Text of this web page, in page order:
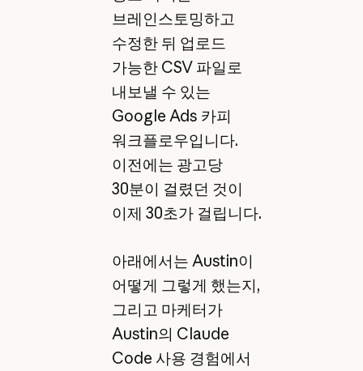
브레인스토밍하고
수정한 뒤 업로드
가능한 CSV 파일로
내보낼 수 있는
Google Ads 카피
워크플로우입니다.
이전에는 광고당
30분이 걸렸던 것이
이제 30초가 걸립니다.
아래에서는 Austin이
어떻게 그렇게 했는지,
그리고 마케터가
Austin의 Claude
Code 사용 경험에서